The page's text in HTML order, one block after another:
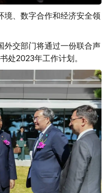
境、数字合作和经济安全领
外交部门将通过一份联合声
处2023年工作计划。